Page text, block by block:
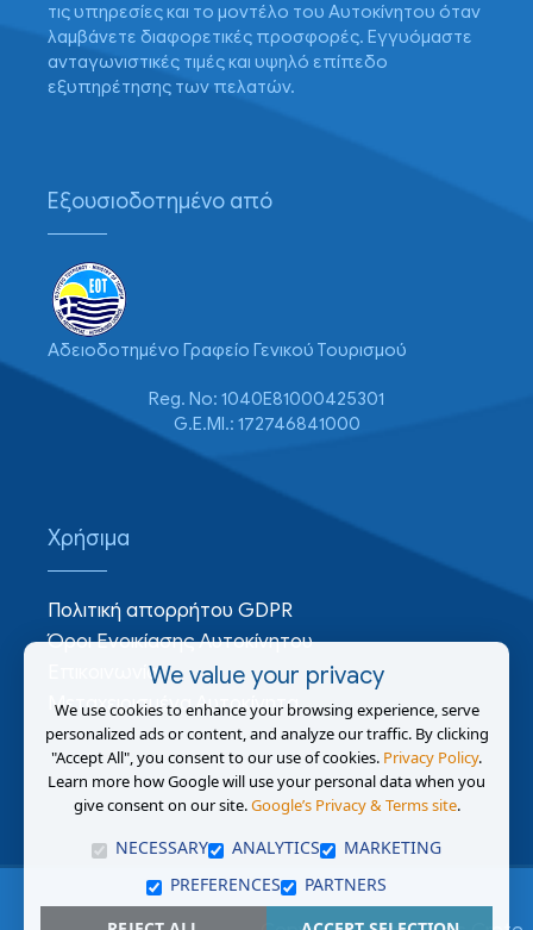
τις υπηρεσίες και το μοντέλο του Αυτοκίνητου όταν
λαμβάνετε διαφορετικές προσφορές. Εγγυόμαστε
ανταγωνιστικές τιμές και υψηλό επίπεδο
εξυπηρέτησης των πελατών.
Εξουσιοδοτημένο από
Αδειοδοτημένο Γραφείο Γενικού Τουρισμού
Reg. No: 1040E81000425301
G.E.MI.: 172746841000
Χρήσιμα
Πολιτική απορρήτου GDPR
Όροι Ενοικίασης Αυτοκίνητου
Επικοινωνία
Μεταχειρισμένα Αυτοκίνητα
We value your privacy
We use cookies to enhance your browsing experience, serve
personalized ads or content, and analyze our traffic. By clicking
"Accept All", you consent to our use of cookies. Privacy Policy.
Learn more how Google will use your personal data when you
give consent on our site.Google’s Privacy & Terms site.
NECESSARY ANALYTICS
MARKETING
PREFERENCES
PARTNERS